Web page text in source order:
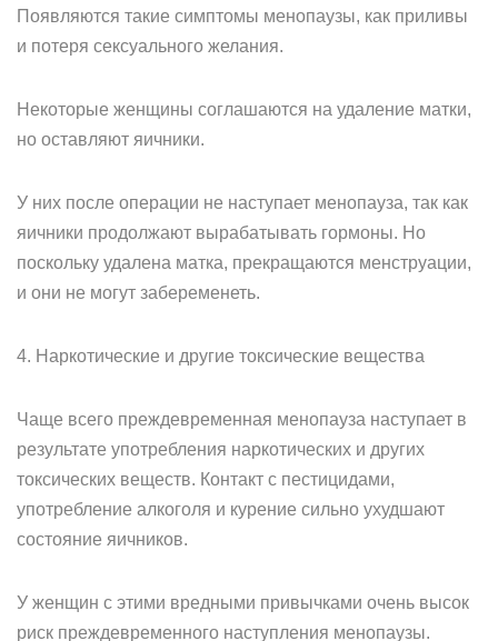
Появляются такие симптомы менопаузы, как приливы
и потеря сексуального желания.
Некоторые женщины соглашаются на удаление матки,
но оставляют яичники.
У них после операции не наступает менопауза, так как
яичники продолжают вырабатывать гормоны. Но
поскольку удалена матка, прекращаются менструации,
и они не могут забеременеть.
4. Наркотические и другие токсические вещества
Чаще всего преждевременная менопауза наступает в
результате употребления наркотических и других
токсических веществ. Контакт с пестицидами,
употребление алкоголя и курение сильно ухудшают
состояние яичников.
У женщин с этими вредными привычками очень высок
риск преждевременного наступления менопаузы.